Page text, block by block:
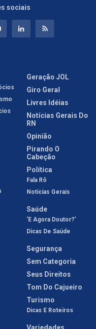
sociais
Geração JOL
Giro Geral
Livres Idéias
Notícias Gerais Do
RN
Opinião
Pirando O
Cabeção
Política
Fala Rô
Notícias Gerais
Saúde
'E Agora Doutor?'
Dicas De Saúde
Segurança
Sem Categoria
Seus Direitos
Tom Do Cajueiro
Turismo
Dicas E Roteiros
Variedades